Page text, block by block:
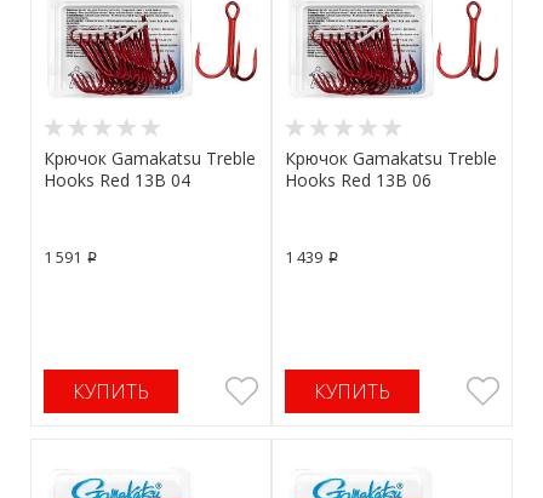
Крючок Gamakatsu Treble
Hooks Red 13B 04
1 591 p
КУПИТЬ
Крючок Gamakatsu Treble
Hooks Red 13B 06
1 439 p
КУПИТЬ